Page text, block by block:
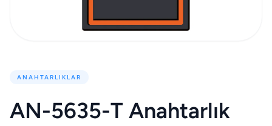
ANAHTARLIKLAR
AN-5635-T Anahtarlık